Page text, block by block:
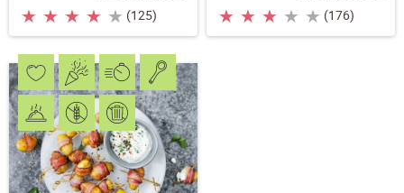
★ ★ ★ ★ ★ (125) ★ ★ ★ ★ ★ (176)